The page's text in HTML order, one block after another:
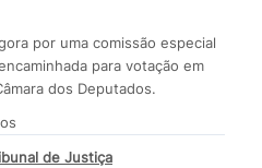
por uma comissão especial
para votação em
dos Deputados.
de Justiça